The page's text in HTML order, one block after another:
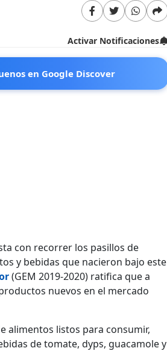
Activar Notificaciones
en Google Discover
con recorrer los pasillos de
y bebidas que nacieron bajo este
(GEM 2019-2020) ratifica que a
nuevos en el mercado
alimentos listos para consumir,
de tomate, dyps, guacamole y